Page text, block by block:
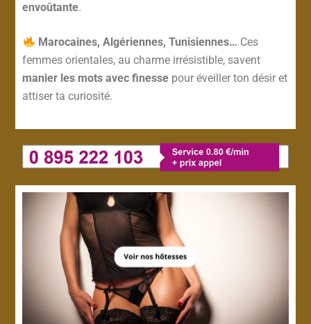
envoûtante.
Marocaines, Algériennes, Tunisiennes… Ces
femmes orientales, au charme irrésistible, savent
manier les mots avec finesse pour éveiller ton désir et
attiser ta curiosité.